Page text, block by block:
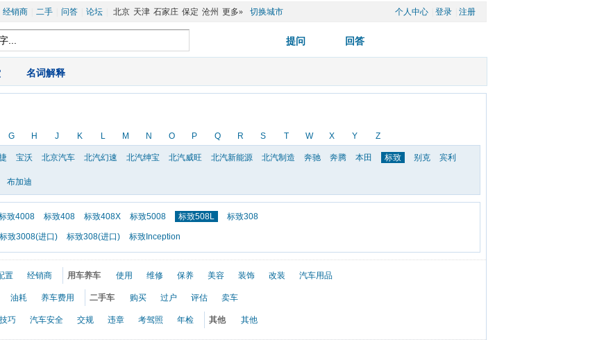
个人中心 登录 注册
经销商 二手 问答 论坛 北京 天津 石家庄 保定 沧州 更多» 切换城市
名词解释
G H J K L M N O P Q R S T W X Y Z
宝沃 北京汽车 北汽幻速 北汽绅宝 北汽威旺 北汽新能源 北汽制造 奔驰 奔腾 本田 标致 别克 宾利
布加迪
致4008 标致408 标致408X 标致5008 标致508L 标致308
标致3008(进口) 标致308(进口) 标致Inception
置 经销商 用车养车 使用 维修 保养 美容 装饰 改装 汽车用品
油耗 养车费用 二手车 购买 过户 评估 卖车
巧 汽车安全 交规 违章 考驾照 年检 其他 其他